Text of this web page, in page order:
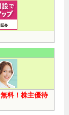
料！株主優待